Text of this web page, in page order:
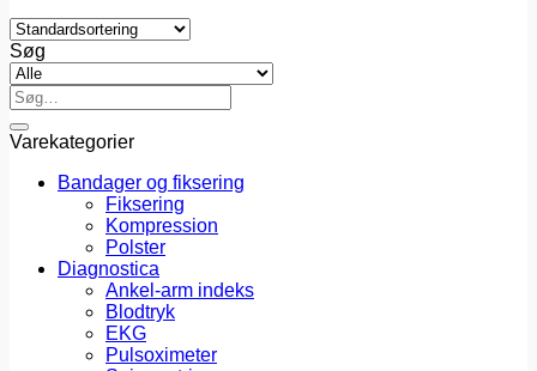
Søg
Søg
efter:
Varekategorier
Bandager og fiksering
Fiksering
Kompression
Polster
Diagnostica
Ankel-arm indeks
Blodtryk
EKG
Pulsoximeter